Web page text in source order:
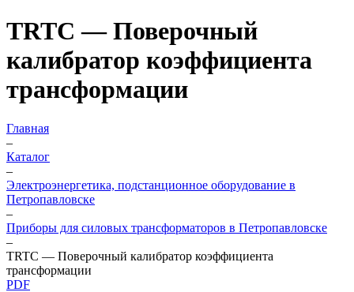
TRTC — Поверочный
калибратор коэффициента
трансформации
Главная
–
Каталог
–
Электроэнергетика, подстанционное оборудование в
Петропавловске
–
Приборы для силовых трансформаторов в Петропавловске
–
TRTC — Поверочный калибратор коэффициента
трансформации
PDF